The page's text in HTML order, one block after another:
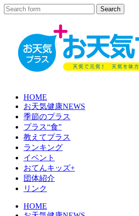
HOME
お天気健康NEWS
季節のプラス
プラス“食”
教えてプラス
ランキング
イベント
おてんキッズ+
団体紹介
リンク
HOME